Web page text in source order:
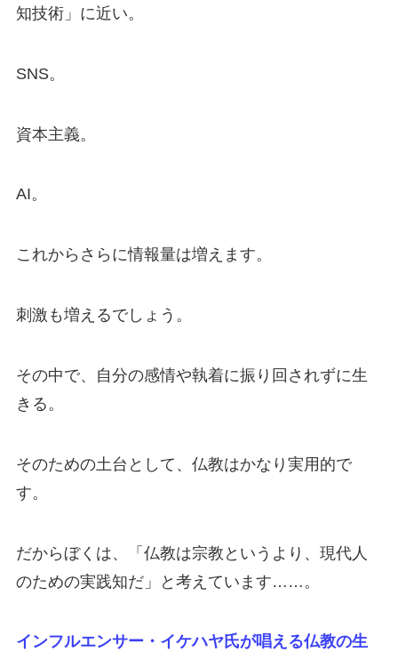
知技術」に近い。
SNS。
資本主義。
AI。
これからさらに情報量は増えます。
刺激も増えるでしょう。
その中で、自分の感情や執着に振り回されずに生
きる。
そのための土台として、仏教はかなり実用的で
す。
だからぼくは、「仏教は宗教というより、現代人
のための実践知だ」と考えています……。
インフルエンサー・イケハヤ氏が唱える仏教の生